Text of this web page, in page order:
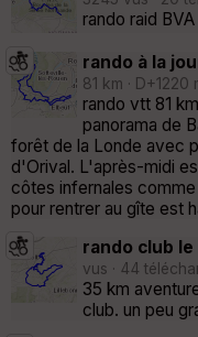
rando raid
rando à la
81 km · D+1220
rando vtt 81
panorama de
forêt de la Londe avec
d'Orival. L'après-midi
côtes infernales
pour rentrer au gîte est
rando club le
vus · 44
35 km
club. un peu